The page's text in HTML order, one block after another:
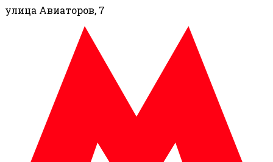
улица Авиаторов, 7